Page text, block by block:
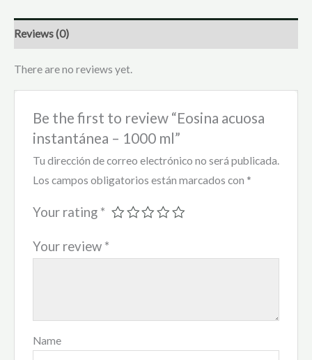
Reviews (0)
There are no reviews yet.
Be the first to review “Eosina acuosa
instantánea – 1000 ml”
Tu dirección de correo electrónico no será publicada.
Los campos obligatorios están marcados con *
Your rating *
Your review *
Name